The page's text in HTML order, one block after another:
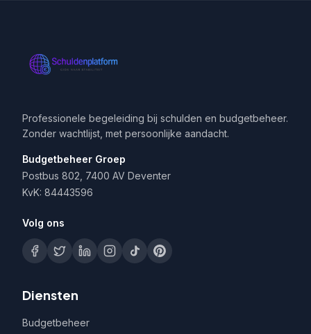
Professionele begeleiding bij schulden en budgetbeheer.
Zonder wachtlijst, met persoonlijke aandacht.
Budgetbeheer Groep
Postbus 802, 7400 AV Deventer
KvK: 84443596
Volg ons
Diensten
Budgetbeheer